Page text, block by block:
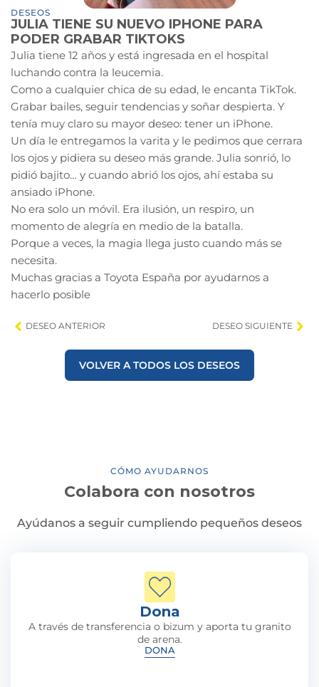
DESEOS
JULIA TIENE SU NUEVO IPHONE PARA
PODER GRABAR TIKTOKS
Julia tiene 12 años y está ingresada en el hospital
luchando contra la leucemia.
Como a cualquier chica de su edad, le encanta TikTok.
Grabar bailes, seguir tendencias y soñar despierta. Y
tenía muy claro su mayor deseo: tener un iPhone.
Un día le entregamos la varita y le pedimos que cerrara
los ojos y pidiera su deseo más grande. Julia sonrió, lo
pidió bajito… y cuando abrió los ojos, ahí estaba su
ansiado iPhone.
No era solo un móvil. Era ilusión, un respiro, un
momento de alegría en medio de la batalla.
Porque a veces, la magia llega justo cuando más se
necesita.
Muchas gracias a Toyota España por ayudarnos a
hacerlo posible
DESEO ANTERIOR DESEO SIGUIENTE
VOLVER A TODOS LOS DESEOS
CÓMO AYUDARNOS
Colabora con nosotros
Ayúdanos a seguir cumpliendo pequeños deseos
Dona
A través de transferencia o bizum y aporta tu granito
de arena.
DONA